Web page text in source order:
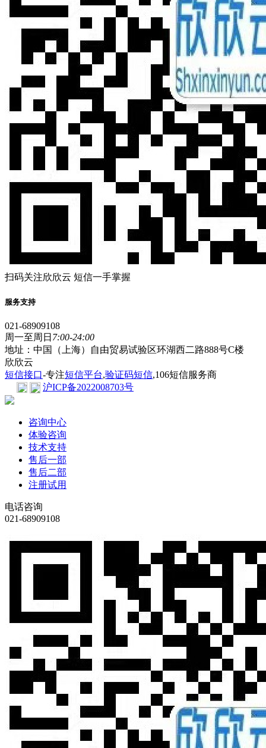
扫码关注欣欣云 短信一手掌握
服务支持
021-68909108
周一至周日 7:00-24:00
地址：中国（上海）自由贸易试验区环湖西二路888号C楼
欣欣云
短信接口-专注短信平台,验证码短信,106短信服务商
沪ICP备2022008703号
咨询中心
体验咨询
技术支持
售后一部
售后二部
注册试用
电话咨询
021-68909108